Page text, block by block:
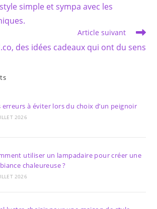
simple et sympa avec les
Article suivant
des idées cadeaux qui ont du sens
erreurs à éviter lors du choix d’un peignoir
2026
utiliser un lampadaire pour créer une
chaleureuse ?
2026